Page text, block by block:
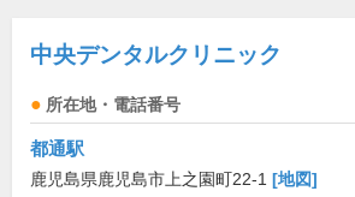
中央デンタルクリニック
所在地・電話番号
都通駅
鹿児島県鹿児島市上之園町22-1 [地図]